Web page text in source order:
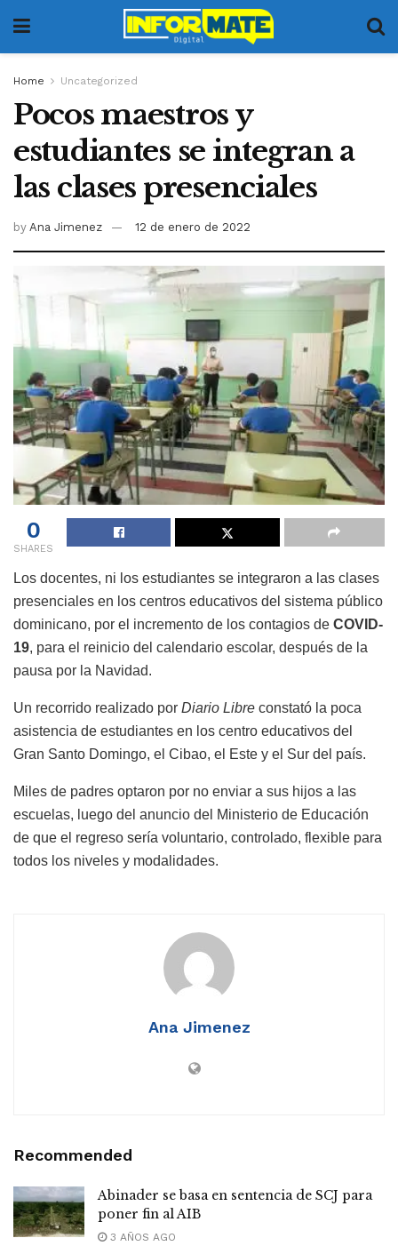
Home Uncategorized
Pocos maestros y
estudiantes se integran a
las clases presenciales
by Ana Jimenez 12 de enero de 2022
0
SHARES
Los docentes, ni los estudiantes se integraron a las clases
presenciales en los centros educativos del sistema público
dominicano, por el incremento de los contagios de COVID-
19, para el reinicio del calendario escolar, después de la
pausa por la Navidad.
Un recorrido realizado por Diario Libre constató la poca
asistencia de estudiantes en los centro educativos del
Gran Santo Domingo, el Cibao, el Este y el Sur del país.
Miles de padres optaron por no enviar a sus hijos a las
escuelas, luego del anuncio del Ministerio de Educación
de que el regreso sería voluntario, controlado, flexible para
todos los niveles y modalidades.
Ana Jimenez
Recommended
Abinader se basa en sentencia de SCJ para
poner fin al AIB
3 AÑOS AGO